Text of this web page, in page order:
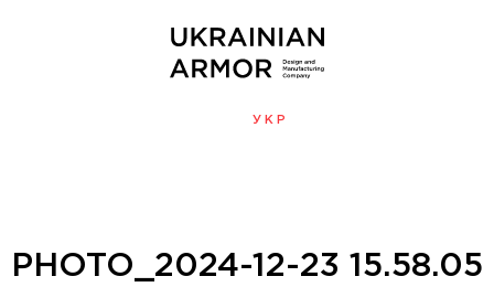
УКР
PHOTO_2024-12-23 15.58.05